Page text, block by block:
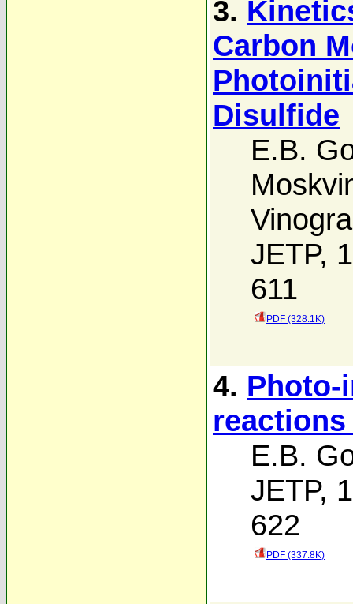
3.
Carbon
Disulfide
E.B.
JETP,
611
PDF (328.1K)
4.
E.B.
JETP,
622
PDF (337.8K)